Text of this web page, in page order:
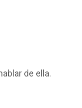
de ella.